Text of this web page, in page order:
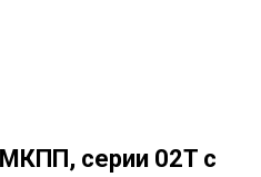
серии 02T с